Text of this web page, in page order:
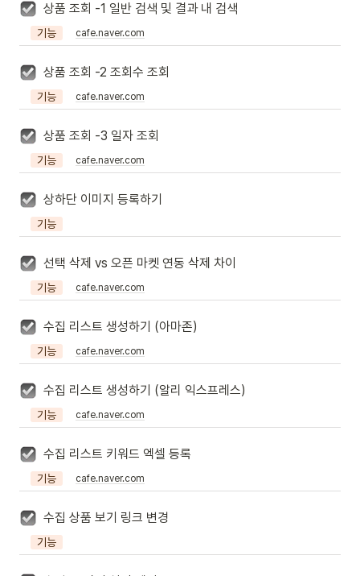
상품 조회 -1 일반 검색 및 결과 내 검색
기능 cafe.naver.com
상품 조회 -2 조회수 조회
기능 cafe.naver.com
상품 조회 -3 일자 조회
기능 cafe.naver.com
상하단 이미지 등록하기
기능
선택 삭제 vs 오픈 마켓 연동 삭제 차이
기능 cafe.naver.com
수집 리스트 생성하기 (아마존)
기능 cafe.naver.com
수집 리스트 생성하기 (알리 익스프레스)
기능 cafe.naver.com
수집 리스트 키워드 엑셀 등록
기능 cafe.naver.com
수집 상품 보기 링크 변경
기능